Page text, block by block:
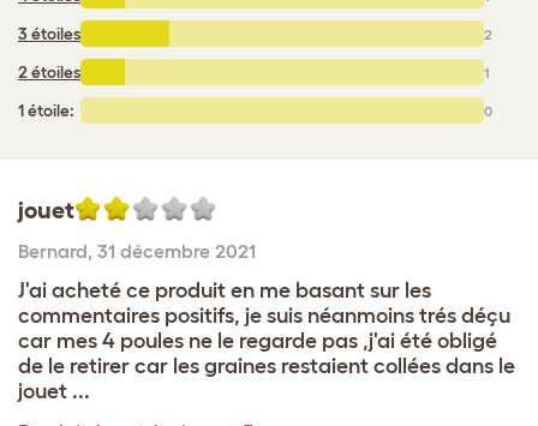
3 étoiles 2
2 étoiles 1
1 étoile: 0
jouet
Bernard, 31 décembre 2021
J'ai acheté ce produit en me basant sur les
commentaires positifs, je suis néanmoins trés déçu
car mes 4 poules ne le regarde pas ,j'ai été obligé
de le retirer car les graines restaient collées dans le
jouet ...